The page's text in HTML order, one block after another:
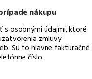
nákupu
s osobnými údajmi, ktoré
zmluvy
Sú to hlavne fakturačné
číslo.